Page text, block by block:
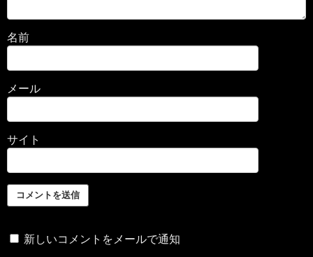
名前
メール
サイト
新しいコメントをメールで通知